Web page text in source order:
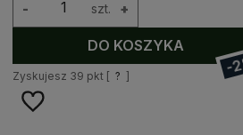
szt. +
-
DO KOSZYKA
-
Zyskujesz 39 pkt [ ? ]